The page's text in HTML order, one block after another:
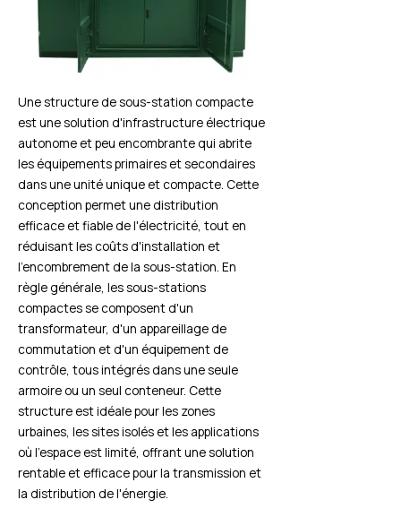
Une structure de sous-station compacte
est une solution d'infrastructure électrique
autonome et peu encombrante qui abrite
les équipements primaires et secondaires
dans une unité unique et compacte. Cette
conception permet une distribution
efficace et fiable de l'électricité, tout en
réduisant les coûts d'installation et
l'encombrement de la sous-station. En
règle générale, les sous-stations
compactes se composent d'un
transformateur, d'un appareillage de
commutation et d'un équipement de
contrôle, tous intégrés dans une seule
armoire ou un seul conteneur. Cette
structure est idéale pour les zones
urbaines, les sites isolés et les applications
où l'espace est limité, offrant une solution
rentable et efficace pour la transmission et
la distribution de l'énergie.